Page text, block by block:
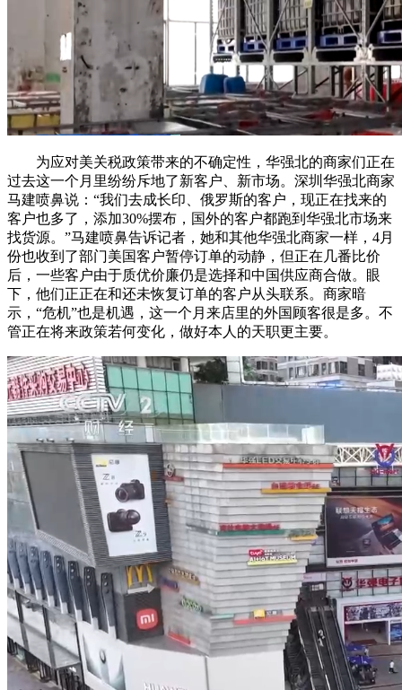
为应对美关税政策带来的不确定性，华强北的商家们正在
过去这一个月里纷纷斥地了新客户、新市场。深圳华强北商家
马建喷鼻说：“我们去成长印、俄罗斯的客户，现正在找来的
客户也多了，添加30%摆布，国外的客户都跑到华强北市场来
找货源。”马建喷鼻告诉记者，她和其他华强北商家一样，4月
份也收到了部门美国客户暂停订单的动静，但正在几番比价
后，一些客户由于质优价廉仍是选择和中国供应商合做。眼
下，他们正正在和还未恢复订单的客户从头联系。商家暗
示，“危机”也是机遇，这一个月来店里的外国顾客很是多。不
管正在将来政策若何变化，做好本人的天职更主要。